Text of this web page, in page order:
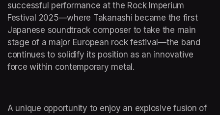
successful performance at the Rock Imperium
Festival 2025—where Takanashi became the first
Japanese soundtrack composer to take the main
stage of a major European rock festival—the band
continues to solidify its position as an innovative
force within contemporary metal.
​A unique opportunity to enjoy an explosive fusion of